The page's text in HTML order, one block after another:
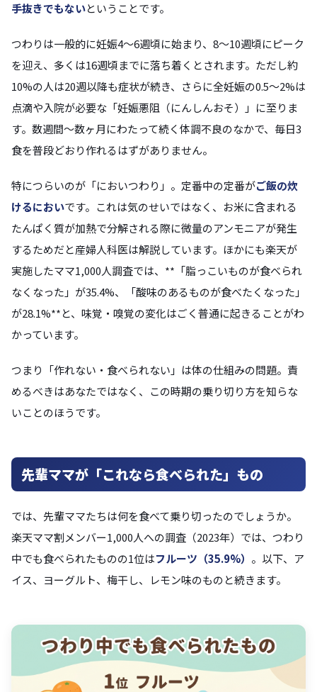
手抜きでもないということです。
つわりは一般的に妊娠4〜6週頃に始まり、8〜10週頃にピーク
を迎え、多くは16週頃までに落ち着くとされます。ただし約
10%の人は20週以降も症状が続き、さらに全妊娠の0.5〜2%は
点滴や入院が必要な「妊娠悪阻（にんしんおそ）」に至りま
す。数週間〜数ヶ月にわたって続く体調不良のなかで、毎日3
食を普段どおり作れるはずがありません。
特につらいのが「においつわり」。定番中の定番がご飯の炊
けるにおいです。これは気のせいではなく、お米に含まれる
たんぱく質が加熱で分解される際に微量のアンモニアが発生
するためだと産婦人科医は解説しています。ほかにも楽天が
実施したママ1,000人調査では、**「脂っこいものが食べられ
なくなった」が35.4%、「酸味のあるものが食べたくなった」
が28.1%**と、味覚・嗅覚の変化はごく普通に起きることがわ
かっています。
つまり「作れない・食べられない」は体の仕組みの問題。責
めるべきはあなたではなく、この時期の乗り切り方を知らな
いことのほうです。
先輩ママが「これなら食べられた」もの
では、先輩ママたちは何を食べて乗り切ったのでしょうか。
楽天ママ割メンバー1,000人への調査（2023年）では、つわり
中でも食べられたものの1位はフルーツ（35.9%） 。以下、ア
イス、ヨーグルト、梅干し、レモン味のものと続きます。